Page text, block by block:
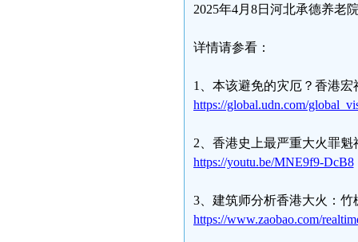
2025年4月8日河北承德养老
详情请参看：
1、本该避免的灾厄？香港
https://global.udn.com/
2、香港史上最严重大火罪
https://youtu.be/MNE9f9-DcB8
3、建筑师分析香港大火：
https://www.zaobao.com/